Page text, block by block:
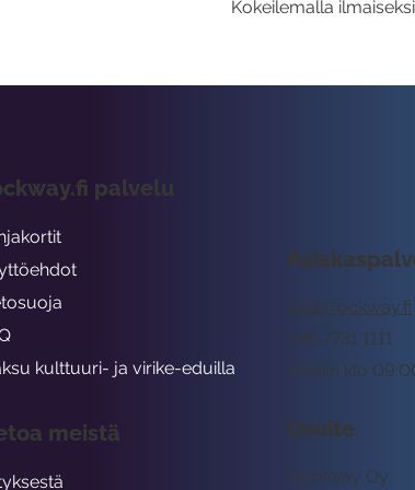
Kokeilemalla
tuki@rockway.fi
Arkisin klo
045 7731 1111
Osoite
Rockway Oy
palvelu
kulttuuri- ja virike-eduilla
meistä